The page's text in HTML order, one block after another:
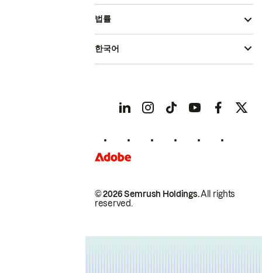
© 2026 Semrush Holdings.All rights
reserved.
법률
한국어